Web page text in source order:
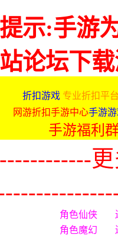
示:手游
论坛下
折扣游戏 专业折扣平
网游折扣手游中心手游
手游福利
角色仙侠
角色魔幻